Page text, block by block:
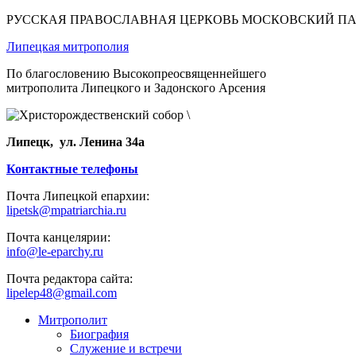
РУССКАЯ ПРАВОСЛАВНАЯ ЦЕРКОВЬ МОСКОВСКИЙ
Липецкая митрополия
По благословению Высокопреосвященнейшего
митрополита Липецкого и Задонского Арсения
Липецк, ул. Ленина 34а
Контактные телефоны
Почта Липецкой епархии:
lipetsk@mpatriarchia.ru
Почта канцелярии:
info@le-eparchy.ru
Почта редактора сайта:
lipelep48@gmail.com
Митрополит
Биография
Служение и встречи